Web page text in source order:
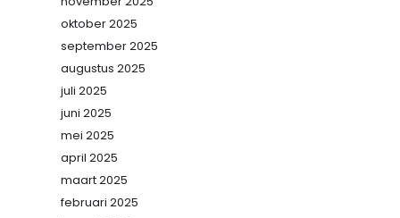
oktober 2025
september 2025
augustus 2025
juli 2025
juni 2025
mei 2025
april 2025
maart 2025
februari 2025